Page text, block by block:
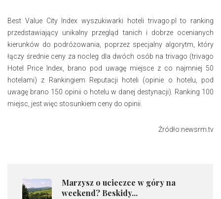
Best Value City Index wyszukiwarki hoteli trivago.pl to ranking
przedstawiający unikalny przegląd tanich i dobrze ocenianych
kierunków do podróżowania, poprzez specjalny algorytm, który
łączy średnie ceny za nocleg dla dwóch osób na trivago (trivago
Hotel Price Index, brano pod uwagę miejsce z co najmniej 50
hotelami) z Rankingiem Reputacji hoteli (opinie o hotelu, pod
uwagę brano 150 opinii o hotelu w danej destynacji). Ranking 100
miejsc, jest więc stosunkiem ceny do opinii.
Źródło:newsrm.tv
​Marzysz o ucieczce w góry na
weekend? Beskidy...